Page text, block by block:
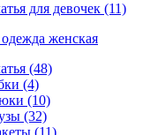
для девочек (11)
женская
(48)
(4)
(10)
(32)
(11)